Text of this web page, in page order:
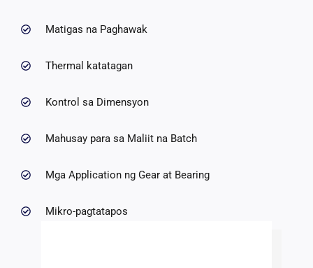
Matigas na Paghawak
Thermal katatagan
Kontrol sa Dimensyon
Mahusay para sa Maliit na Batch
Mga Application ng Gear at Bearing
Mikro-pagtatapos